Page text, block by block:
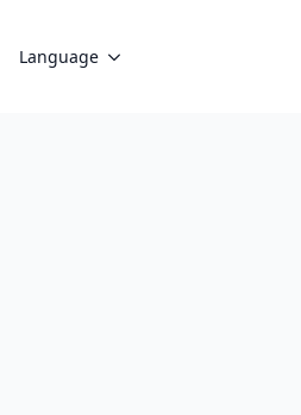
Language